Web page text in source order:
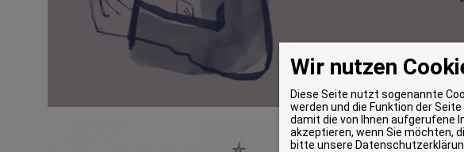
Wir nutzen
Diese Seite nutzt sogenannte
werden und die Funktion der
damit die von Ihnen aufgerufene
akzeptieren, wenn Sie möchten,
bitte unsere